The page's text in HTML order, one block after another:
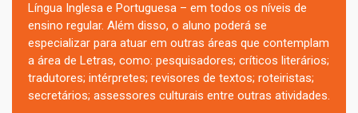
Língua Inglesa e Portuguesa – em todos os níveis de
ensino regular. Além disso, o aluno poderá se
especializar para atuar em outras áreas que contemplam
a área de Letras, como: pesquisadores; críticos literários;
tradutores; intérpretes; revisores de textos; roteiristas;
secretários; assessores culturais entre outras atividades.